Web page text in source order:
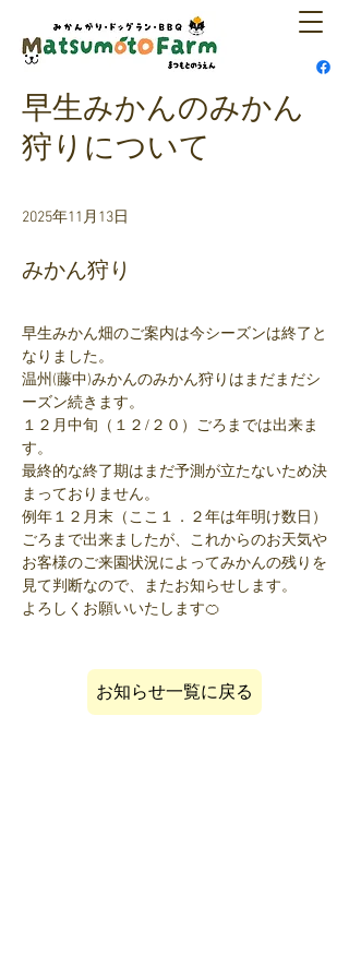
早生みかんのみかん
狩りについて
2025年11月13日
みかん狩り
早生みかん畑のご案内は今シーズンは終了と
なりました。
温州(藤中)みかんのみかん狩りはまだまだシ
ーズン続きます。
１２月中旬（１２/２０）ごろまでは出来ま
す。
最終的な終了期はまだ予測が立たないため決
まっておりません。
例年１２月末（ここ１．２年は年明け数日）
ごろまで出来ましたが、これからのお天気や
お客様のご来園状況によってみかんの残りを
見て判断なので、またお知らせします。
よろしくお願いいたします🍊
お知らせ一覧に戻る